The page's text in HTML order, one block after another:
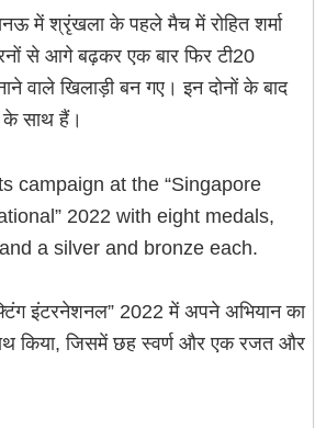
में श्रृंखला के पहले मैच में रोहित शर्मा
से आगे बढ़कर एक बार फिर टी20
वाले खिलाड़ी बन गए। इन दोनों के बाद
के साथ हैं।
campaign at the “Singapore
2022 with eight medals,
a silver and bronze each.
इंटरनेशनल” 2022 में अपने अभियान का
किया, जिसमें छह स्वर्ण और एक रजत और